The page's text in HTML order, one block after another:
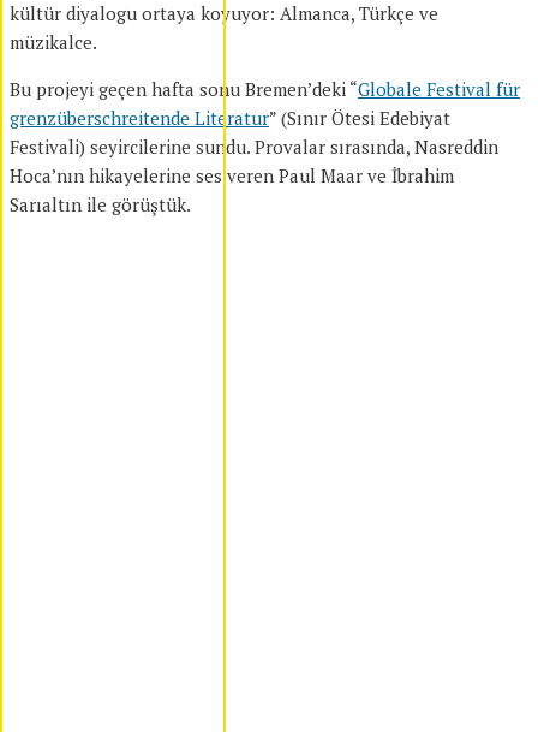
kültür diyalogu ortaya koyuyor: Almanca, Türkçe ve
müzikalce.
Bu projeyi geçen hafta sonu Bremen’deki “Globale Festival für
grenzüberschreitende Literatur” (Sınır Ötesi Edebiyat
Festivali) seyircilerine sundu. Provalar sırasında, Nasreddin
Hoca’nın hikayelerine ses veren Paul Maar ve İbrahim
Sarıaltın ile görüştük.